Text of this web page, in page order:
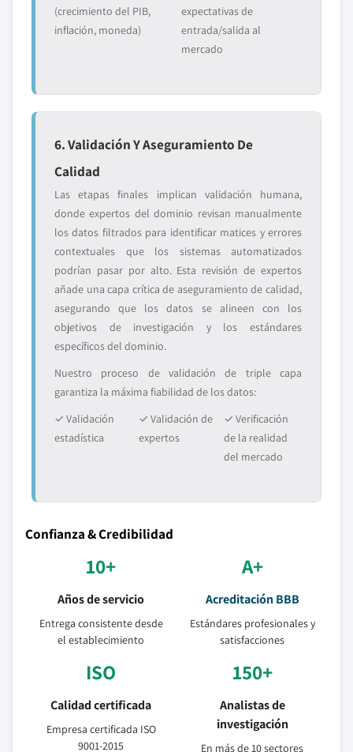
(crecimiento del PIB,
inflación, moneda)
expectativas de
entrada/salida al
mercado
6. Validación Y Aseguramiento De
Calidad
Las etapas finales implican validación humana,
donde expertos del dominio revisan manualmente
los datos filtrados para identificar matices y errores
contextuales que los sistemas automatizados
podrían pasar por alto. Esta revisión de expertos
añade una capa crítica de aseguramiento de calidad,
asegurando que los datos se alineen con los
objetivos de investigación y los estándares
específicos del dominio.
Nuestro proceso de validación de triple capa
garantiza la máxima fiabilidad de los datos:
✓ Validación
estadística
✓ Validación de
expertos
✓ Verificación
de la realidad
del mercado
Confianza & Credibilidad
10+
Años de servicio
Entrega consistente desde
el establecimiento
A+
Acreditación BBB
Estándares profesionales y
satisfacciones
ISO
Calidad certificada
Empresa certificada ISO
9001-2015
150+
Analistas de
investigación
En más de 10 sectores